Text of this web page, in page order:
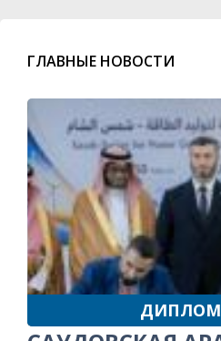
ГЛАВНЫЕ НОВОСТИ